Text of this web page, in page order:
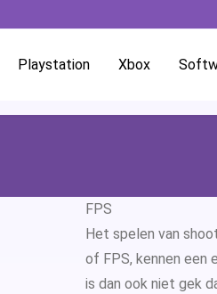
Playstation Xbox
FPS
Het spelen van
of FPS, kennen een
is dan ook niet gek